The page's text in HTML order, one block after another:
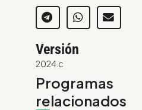
Versión
2024.c
Programas
relacionados